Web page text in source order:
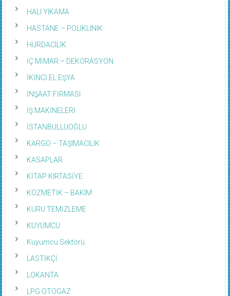
HALI YIKAMA
HASTANE – POLIKLINIK
HURDACILIK
İÇ MİMAR – DEKORASYON
İKİNCİ EL EŞYA
İNŞAAT FİRMASI
İŞ MAKİNELERİ
İSTANBULLUOĞLU
KARGO – TAŞIMACILIK
KASAPLAR
KİTAP KIRTASİYE
KOZMETİK – BAKIM
KURU TEMİZLEME
KUYUMCU
Kuyumcu Sektörü
LASTİKÇİ
LOKANTA
LPG OTOGAZ